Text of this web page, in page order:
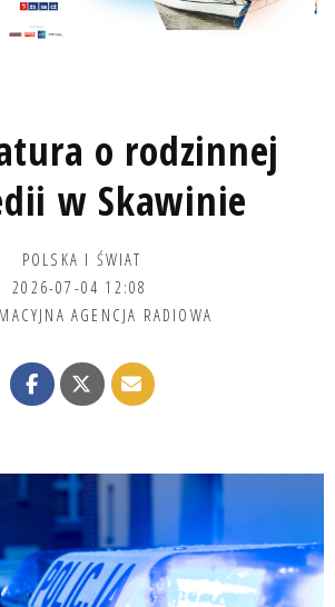
o rodzinnej
w Skawinie
POLSKA I ŚWIAT
2026-07-04 12:08
AGENCJA RADIOWA